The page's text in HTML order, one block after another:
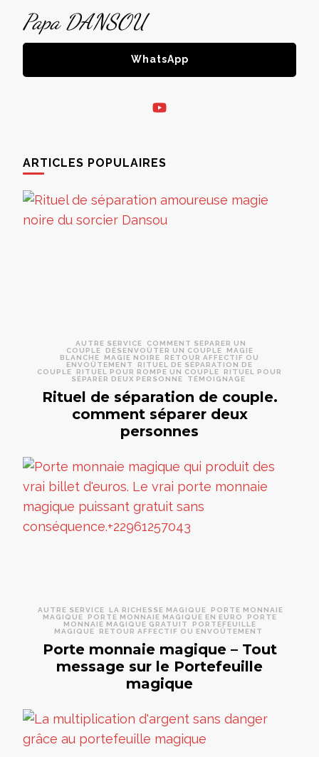
Papa DANSOU
WhatsApp
ARTICLES POPULAIRES
AUTRE SERVICE
COMMENT SÉPARER UN
COUPLE
DÉSENVOÛTER UN COUPLE
MAGIE
BLANCHE
MAGIE NOIRE
RETOUR AFFECTIF OU
ENVOÛTEMENT
RITUEL DE SÉPARATION DE
COUPLE
RITUEL POUR ROMPE UN COUPLE
RITUEL POUR
SÉPARER DEUX PERSONNE
TÉMOIGNAGE
Rituel de séparation de couple.
comment séparer deux
personnes
AUTRE SERVICE LA RICHESSE MAGIQUE
PORTE MONNAIE
MAGIQUE
PORTE MONNAIE MAGIQUE EN EURO
PORTE
MONNAIE MAGIQUE GRATUIT
PORTEFEUILLE
MAGIQUE
RETOUR AFFECTIF OU ENVOÛTEMENT
Porte monnaie magique – Tout
message sur le Portefeuille
magique